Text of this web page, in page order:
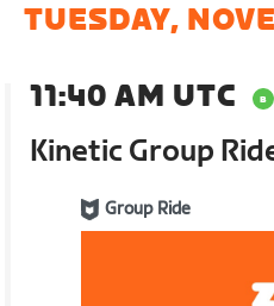
TUESDAY,
11:40 AM UTC
Kinetic Group
Group Ride